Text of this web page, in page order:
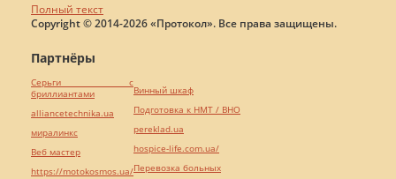
Полный текст
Copyright © 2014-2026 «Протокол». Все права защищены.
Партнёры
Серьги с
бриллиантами
alliancetechnika.ua
миралинкс
Веб мастер
https://motokosmos.ua/
Винный шкаф
Подготовка к НМТ / ВНО
pereklad.ua
hospice-life.com.ua/
Перевозка больных